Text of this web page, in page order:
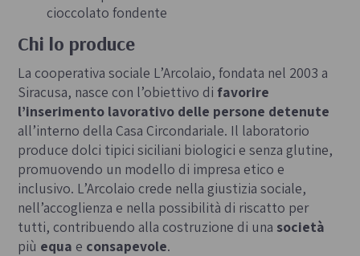
cioccolato fondente
Chi lo produce
La cooperativa sociale L’Arcolaio, fondata nel 2003 a
Siracusa, nasce con l’obiettivo di favorire
l’inserimento lavorativo delle persone detenute
all’interno della Casa Circondariale. Il laboratorio
produce dolci tipici siciliani biologici e senza glutine,
promuovendo un modello di impresa etico e
inclusivo. L’Arcolaio crede nella giustizia sociale,
nell’accoglienza e nella possibilità di riscatto per
tutti, contribuendo alla costruzione di una società
più equa e consapevole.